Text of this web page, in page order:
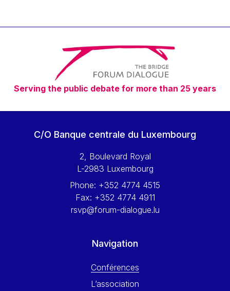
Serving the public debate for more than 25 years
C/O Banque centrale du Luxembourg
2, Boulevard Royal
L-2983 Luxembourg
Phone: +352 4774 4515
Fax: +352 4774 4911
rsvp@forum-dialogue.lu
Navigation
Conférences
L’association